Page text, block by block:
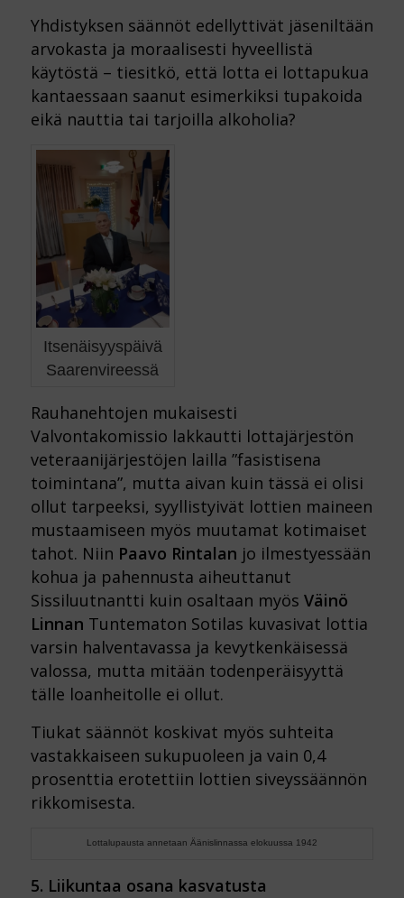
Yhdistyksen säännöt edellyttivät jäseniltään
arvokasta ja moraalisesti hyveellistä
käytöstä – tiesitkö, että lotta ei lottapukua
kantaessaan saanut esimerkiksi tupakoida
eikä nauttia tai tarjoilla alkoholia?
Itsenäisyyspäivä
Saarenvireessä
Rauhanehtojen mukaisesti
Valvontakomissio lakkautti lottajärjestön
veteraanijärjestöjen lailla ”fasistisena
toimintana”, mutta aivan kuin tässä ei olisi
ollut tarpeeksi, syyllistyivät lottien maineen
mustaamiseen myös muutamat kotimaiset
tahot. Niin Paavo Rintalan jo ilmestyessään
kohua ja pahennusta aiheuttanut
Sissiluutnantti kuin osaltaan myös Väinö
Linnan Tuntematon Sotilas kuvasivat lottia
varsin halventavassa ja kevytkenkäisessä
valossa, mutta mitään todenperäisyyttä
tälle loanheitolle ei ollut.
Tiukat säännöt koskivat myös suhteita
vastakkaiseen sukupuoleen ja vain 0,4
prosenttia erotettiin lottien siveyssäännön
rikkomisesta.
Lottalupausta annetaan Äänislinnassa elokuussa 1942
5. Liikuntaa osana kasvatusta